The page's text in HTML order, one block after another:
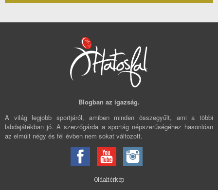
Blogban az igazság.
A világ legjobb sportjáról, amiben minden összegyűlt, ami a többi
labdajátékban jó. A szerzőgárda a sportág népszerűségéhez hasonlóan
az elmúlt négy és fél évben nem sokat változott.
Oldaltérkép